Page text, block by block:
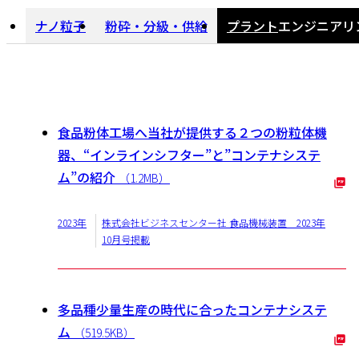
ナノ粒子 粉砕・分級・供給 プラントエンジニアリ
食品粉体工場へ当社が提供する２つの粉粒体機
器、“インラインシフター”と”コンテナシステ
ム”の紹介
（1.2MB）
2023年
株式会社ビジネスセンター社 食品機械装置 2023年
10月号掲載
多品種少量生産の時代に合ったコンテナシステ
ム
（519.5KB）